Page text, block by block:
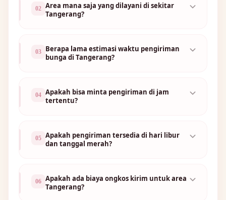
02 Area mana saja yang dilayani di sekitar
Tangerang?
03
Berapa lama estimasi waktu pengiriman
bunga di Tangerang?
04 Apakah bisa minta pengiriman di jam
tertentu?
05 Apakah pengiriman tersedia di hari libur
dan tanggal merah?
06 Apakah ada biaya ongkos kirim untuk area
Tangerang?